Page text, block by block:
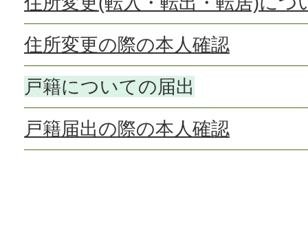
住所変更の際の本人確認
戸籍についての届出
戸籍届出の際の本人確認